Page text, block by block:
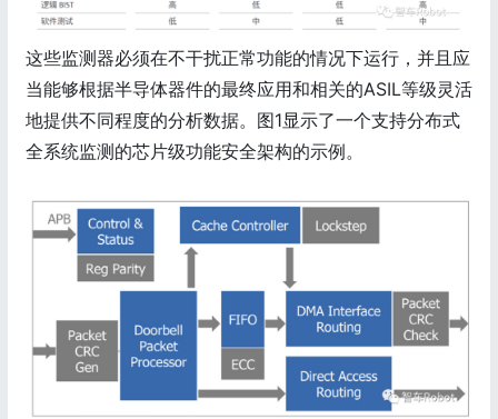
这些监测器必须在不干扰正常功能的情况下运行，并且应
当能够根据半导体器件的最终应用和相关的ASIL等级灵活
地提供不同程度的分析数据。图1显示了一个支持分布式
全系统监测的芯片级功能安全架构的示例。